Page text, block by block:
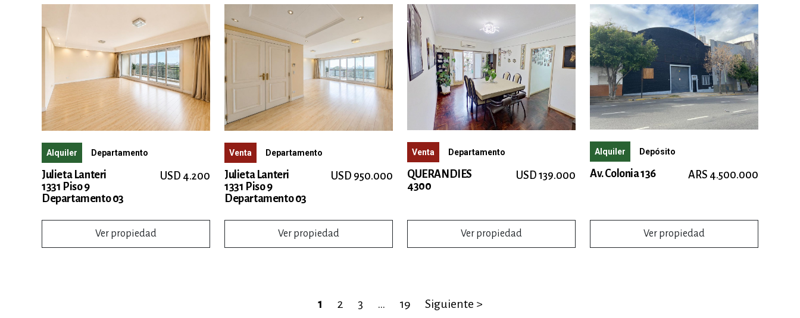
Alquiler Departamento
Julieta Lanteri
1331 Piso 9
Departamento 03
USD 4.200
Ver propiedad
Venta Departamento
Julieta Lanteri
1331 Piso 9
Departamento 03
USD 950.000
Ver propiedad
Venta Departamento
QUERANDIES
4300
USD 139.000
Ver propiedad
Alquiler Depósito
Av. Colonia 136 ARS 4.500.000
Ver propiedad
1 2 3 … 19 Siguiente >